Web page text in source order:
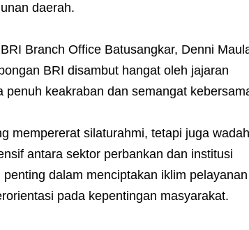
daerah.
Branch Office Batusangkar, Denni
BRI disambut hangat oleh jajaran
keakraban dan semangat
mempererat silaturahmi, tetapi juga wadah
antara sektor perbankan dan institusi
dalam menciptakan iklim pelayanan
pada kepentingan masyarakat.